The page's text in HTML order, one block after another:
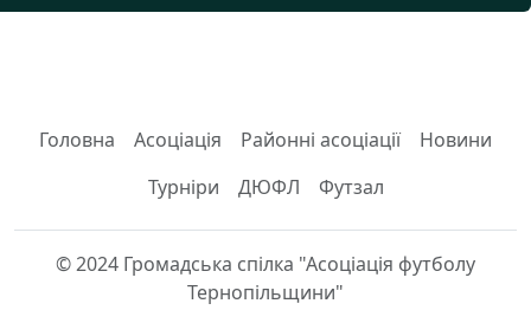
Головна Асоціація Районні асоціації
Новини
Турніри
ДЮФЛ Футзал
© 2024 Громадська спілка "Асоціація футболу
Тернопільщини"